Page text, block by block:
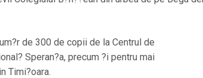
de 300 de copii de la Centrul de
Speran?a, precum ?i pentru mai
Timi?oara.